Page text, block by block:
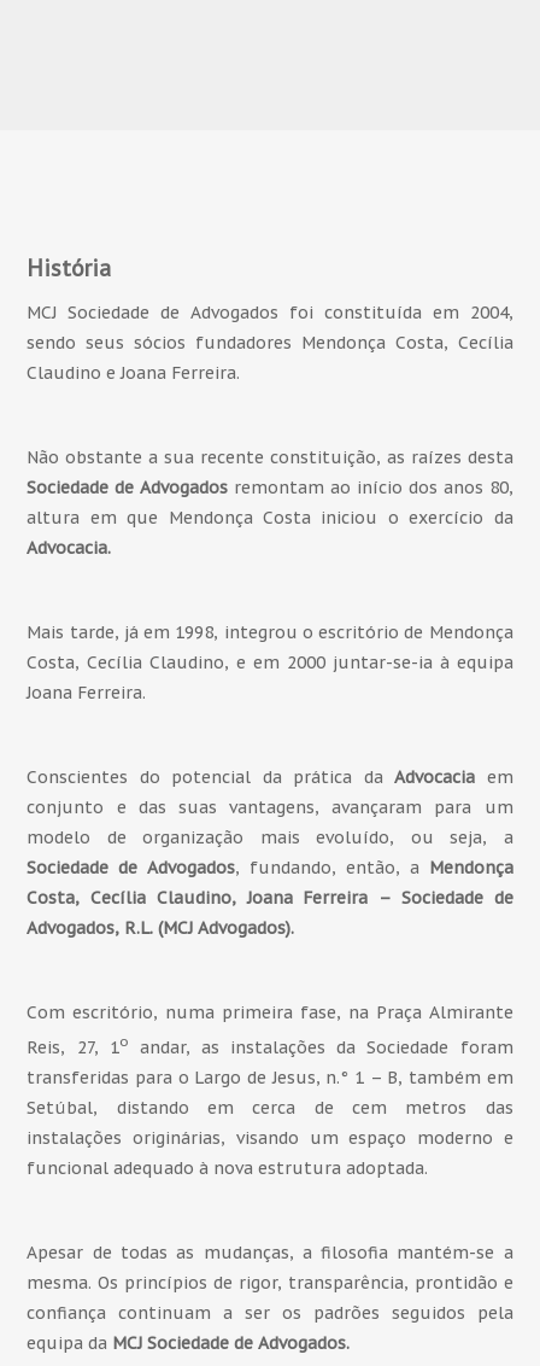
História
MCJ Sociedade de Advogados foi constituída em 2004,
sendo seus sócios fundadores Mendonça Costa, Cecília
Claudino e Joana Ferreira.
Não obstante a sua recente constituição, as raízes desta
Sociedade de Advogados remontam ao início dos anos 80,
altura em que Mendonça Costa iniciou o exercício da
Advocacia.
Mais tarde, já em 1998, integrou o escritório de Mendonça
Costa, Cecília Claudino, e em 2000 juntar-se-ia à equipa
Joana Ferreira.
Conscientes do potencial da prática daAdvocacia em
conjunto e das suas vantagens, avançaram para um
modelo de organização mais evoluído, ou seja, a
Sociedade de Advogados, fundando, então, a Mendonça
Costa, Cecília Claudino, Joana Ferreira – Sociedade de
Advogados, R.L. (MCJ Advogados).
Com escritório, numa primeira fase, na Praça Almirante
Reis, 27, 1o
andar, as instalações da Sociedade foram
transferidas para o Largo de Jesus, n.° 1 – B, também em
Setúbal, distando em cerca de cem metros das
instalações originárias, visando um espaço moderno e
funcional adequado à nova estrutura adoptada.
Apesar de todas as mudanças, a filosofia mantém-se a
mesma. Os princípios de rigor, transparência, prontidão e
confiança continuam a ser os padrões seguidos pela
equipa da MCJ Sociedade de Advogados.